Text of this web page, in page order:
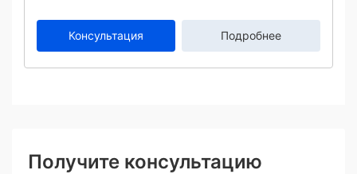
Консультация Подробнее
Получите консультацию